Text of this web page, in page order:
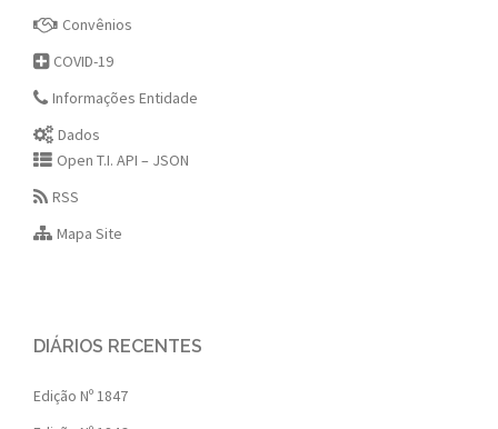
Convênios
COVID-19
Informações Entidade
Dados
Open T.I. API – JSON
RSS
Mapa Site
DIÁRIOS RECENTES
Edição Nº 1847